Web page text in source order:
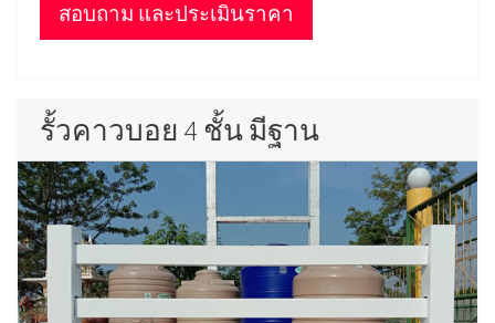
สอบถาม และประเมินราคา
รั้วคาวบอย 4 ชั้น มีฐาน